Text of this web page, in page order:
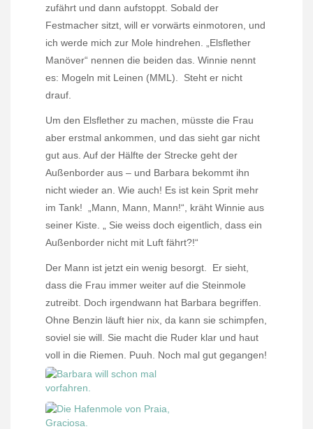
zufährt und dann aufstoppt. Sobald der
Festmacher sitzt, will er vorwärts einmotoren, und
ich werde mich zur Mole hindrehen. „Elsflether
Manöver“ nennen die beiden das. Winnie nennt
es: Mogeln mit Leinen (MML).
Steht er nicht
drauf.
Um den Elsflether zu machen, müsste die Frau
aber erstmal ankommen, und das sieht gar nicht
gut aus. Auf der Hälfte der Strecke geht der
Außenborder aus – und Barbara bekommt ihn
nicht wieder an. Wie auch! Es ist kein Sprit mehr
im Tank!
„Mann, Mann, Mann!“, kräht Winnie aus
seiner Kiste. „ Sie weiss doch eigentlich, dass ein
Außenborder nicht mit Luft fährt?!“
Der Mann ist jetzt ein wenig besorgt.
Er sieht,
dass die Frau immer weiter auf die Steinmole
zutreibt. Doch irgendwann hat Barbara begriffen.
Ohne Benzin läuft hier nix, da kann sie schimpfen,
soviel sie will. Sie macht die Ruder klar und haut
voll in die Riemen. Puuh. Noch mal gut gegangen!